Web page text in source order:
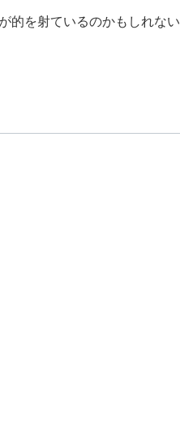
的を射ているのかもしれない